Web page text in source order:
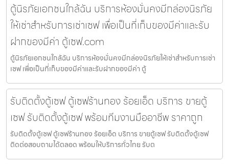
ตู้นิรภัยเอกชนใกล้ฉัน บริการห้องมั่นคงมีกล่องนิรภัย
ให้เช่าสำหรับการเช่าเซฟ เพื่อเป็นที่เก็บของมีค่าและรับ
ฝากของมีค่า ตู้เซฟ.com
ตู้นิรภัยเอกชนใกล้ฉัน บริการห้องมั่นคงมีกล่องนิรภัยให้เช่าสำหรับการเช่า
เซฟ เพื่อเป็นที่เก็บของมีค่าและรับฝากของมีค่า ตู้
รับติดตั้งตู้เซฟ ตู้เซฟร้านทอง ร้อยเอ็ด บริการ ขายตู้
เซฟ รับติดตั้งตู้เซฟ พร้อมทีมงานมืออาชีพ ราคาถูก
รับติดตั้งตู้เซฟ ตู้เซฟร้านทอง ร้อยเอ็ด บริการ ขายตู้เซฟ รับติดตั้งตู้เซฟ
ติดต่อสอบถามได้ตลอด พร้อมให้บริการทั่วไทย รับต